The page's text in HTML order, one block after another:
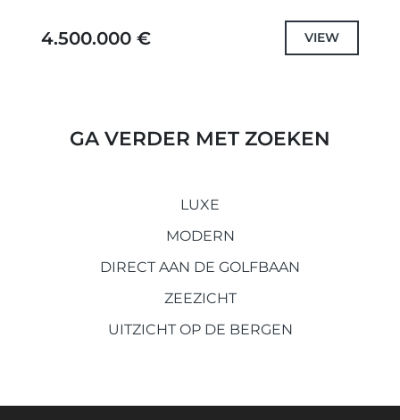
De villa geniet van een bevoorrechte
4.500.000 € VIEW
GA VERDER MET ZOEKEN
LUXE
MODERN
DIRECT AAN DE GOLFBAAN
ZEEZICHT
UITZICHT OP DE BERGEN